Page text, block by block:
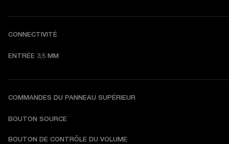
CONNECTIVITÉ
ENTRÉE 3,5 MM
COMMANDES DU PANNEAU SUPÉRIEUR
BOUTON SOURCE
BOUTON DE CONTRÔLE DU VOLUME